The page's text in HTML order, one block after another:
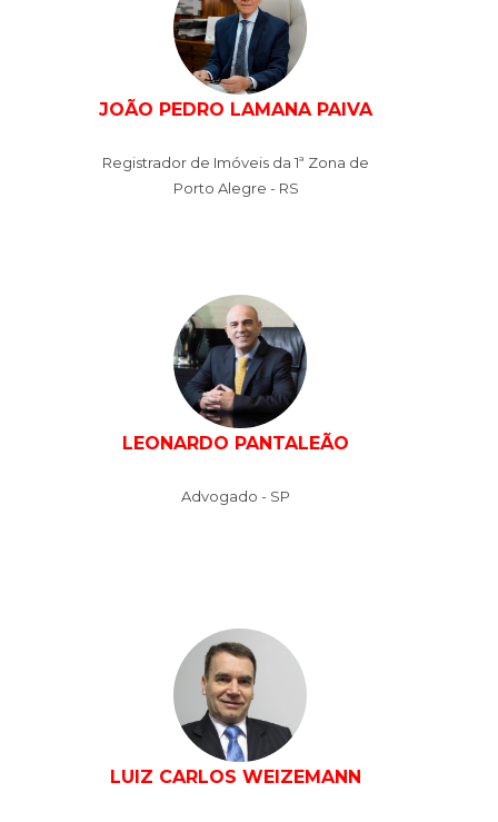
JOÃO PEDRO LAMANA PAIVA
Registrador de Imóveis da 1ª Zona de
Porto Alegre - RS
LEONARDO PANTALEÃO
Advogado - SP
LUIZ CARLOS WEIZEMANN